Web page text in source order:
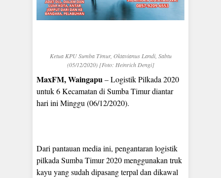
Ketua KPU Sumba Timur, Oktavianus Landi, Sabtu
(05/12/2020) [Foto: Heinrich Dengi]
MaxFM, Waingapu– Logistik Pilkada 2020
untuk 6 Kecamatan di Sumba Timur diantar
hari ini Minggu (06/12/2020).
Dari pantauan media ini, pengantaran logistik
pilkada Sumba Timur 2020 menggunakan truk
kayu yang sudah dipasang terpal dan dikawal